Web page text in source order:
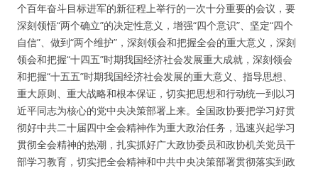
个百年奋斗目标进军的新征程上举行的一次十分重要的会议，要
深刻领悟“两个确立”的决定性意义，增强“四个意识”、坚定“四个
自信”、做到“两个维护”，深刻领会和把握全会的重大意义，深刻
领会和把握“十四五”时期我国经济社会发展重大成就，深刻领会
和把握“十五五”时期我国经济社会发展的重大意义、指导思想、
重大原则、重大战略和根本保证，切实把思想和行动统一到以习
近平同志为核心的党中央决策部署上来。全国政协要把学习好贯
彻好中共二十届四中全会精神作为重大政治任务，迅速兴起学习
贯彻全会精神的热潮，扎实抓好广大政协委员和政协机关党员干
部学习教育，切实把全会精神和中共中央决策部署贯彻落实到政